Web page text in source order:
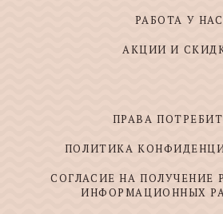
РАБОТА У НАС
АКЦИИ И
ПРАВА
ПОЛИТИКА
СОГЛАСИЕ НА ПОЛУЧЕНИЕ
ИНФОРМАЦИОННЫХ